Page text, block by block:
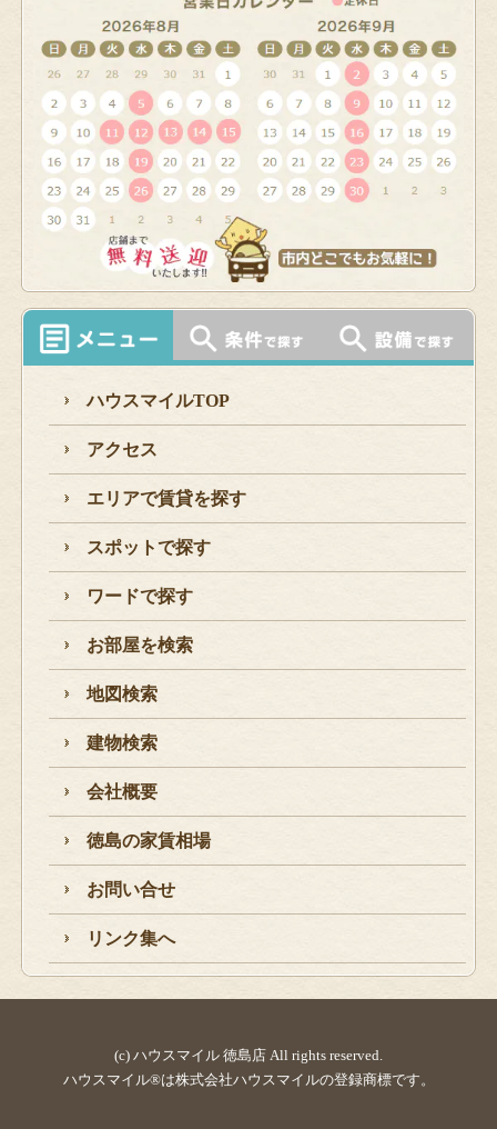
ハウスマイルTOP
アクセス
エリアで賃貸を探す
スポットで探す
ワードで探す
お部屋を検索
地図検索
建物検索
会社概要
徳島の家賃相場
お問い合せ
リンク集へ
(c) ハウスマイル 徳島店 All rights reserved.
ハウスマイル®は株式会社ハウスマイルの登録商標です。